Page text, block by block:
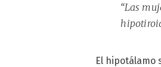
“Las
El hipotálamo